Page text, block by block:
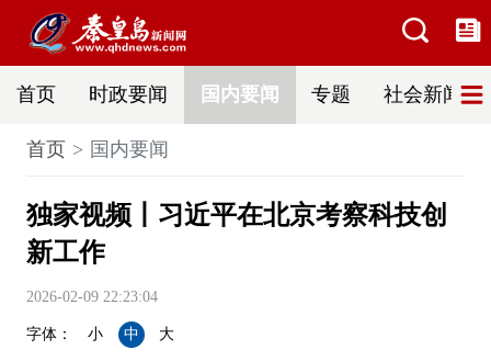
首页 时政要闻 国内要闻 专题 社会新闻
首页 国内要闻
独家视频丨习近平在北京考察科技创
新工作
2026-02-09 22:23:04
字体： 小 中 大